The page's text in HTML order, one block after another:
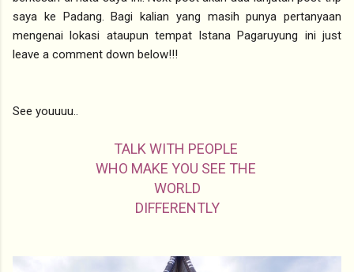
saya ke Padang. Bagi kalian yang masih punya pertanyaan
mengenai lokasi ataupun tempat Istana Pagaruyung ini just
leave a comment down below!!!
See youuuu..
TALK WITH PEOPLE
WHO MAKE YOU SEE THE
WORLD
DIFFERENTLY